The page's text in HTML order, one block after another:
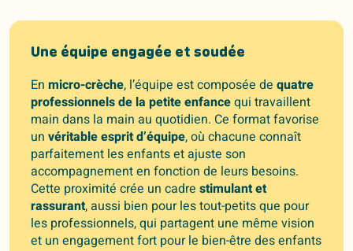
Une équipe engagée et soudée
En micro-crèche, l’équipe est composée de quatre
professionnels de la petite enfancequi travaillent
main dans la main au quotidien. Ce format favorise
un véritable esprit d’équipe, où chacune connaît
parfaitement les enfants et ajuste son
accompagnement en fonction de leurs besoins.
Cette proximité crée un cadre stimulant et
rassurant, aussi bien pour les tout-petits que pour
les professionnels, qui partagent une même vision
et un engagement fort pour le bien-être des enfants